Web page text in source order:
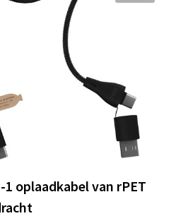
1 oplaadkabel van rPET